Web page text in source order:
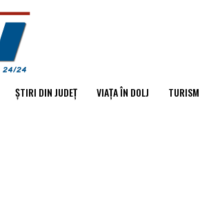
ȘTIRI DIN JUDEȚ VIAȚA ÎN DOLJ TURISM